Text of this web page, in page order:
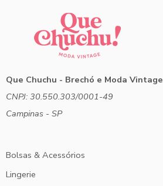
Que Chuchu - Brechó e Moda Vintage
CNPJ: 30.550.303/0001-49
Campinas - SP
Bolsas & Acessórios
Lingerie